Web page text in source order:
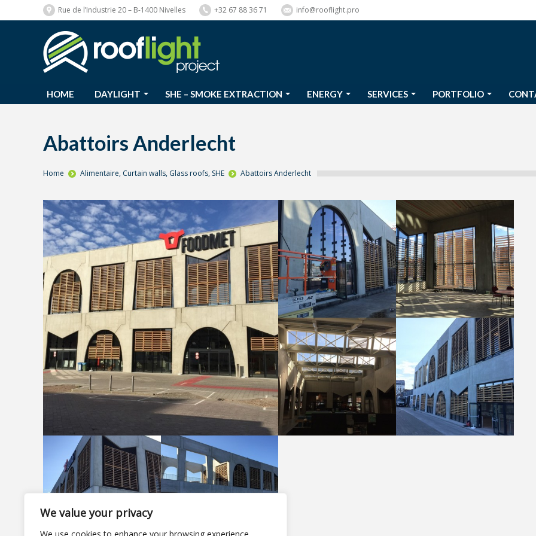
We value your privacy
Rue de l’Industrie 20 – B-1400 Nivelles +32 67 88 36 71 info@rooflight.pro
HOME DAYLIGHT SHE – SMOKE EXTRACTION ENERGY SERVICES PORTFOLIO
Abattoirs Anderlecht
You are here:
Home Alimentaire, Curtain walls, Glass roofs, SHE Abattoirs Anderlecht